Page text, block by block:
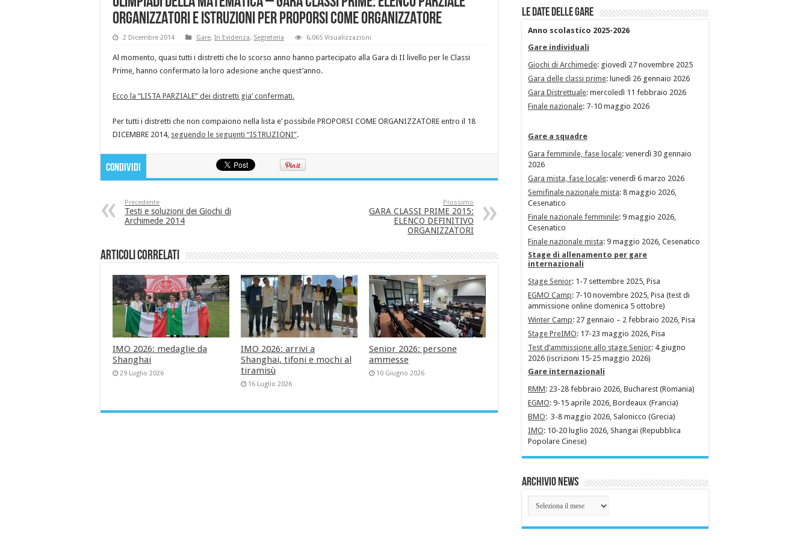
ORGANIZZATORI E ISTRUZIONI PER PROPORSI COME ORGANIZZATORE
2 Dicembre 2014 Gare, In Evidenza, Segreteria 6,065 Visualizzazioni
Al momento, quasi tutti i distretti che lo scorso anno hanno partecipato alla Gara di II livello per le Classi
Prime, hanno confermato la loro adesione anche quest’anno.
Ecco la “LISTA PARZIALE” dei distretti gia’ confermati.
Per tutti i distretti che non compaiono nella lista e’ possibile PROPORSI COME ORGANIZZATORE entro il 18
DICEMBRE 2014, seguendo le seguenti “ISTRUZIONI”.
Condividi
Precedente
Testi e soluzioni dei Giochi di
Archimede 2014
Prossimo
GARA CLASSI PRIME 2015:
ELENCO DEFINITIVO
ORGANIZZATORI
Articoli correlati
IMO 2026: medaglie da
Shanghai
29 Luglio 2026
IMO 2026: arrivi a
Shanghai, tifoni e mochi al
tiramisù
16 Luglio 2026
Senior 2026: persone
ammesse
10 Giugno 2026
Le date delle gare
Anno scolastico 2025-2026
Gare individuali
Giochi di Archimede: giovedì 27 novembre 2025
Gara delle classi prime: lunedì 26 gennaio 2026
Gara Distrettuale: mercoledì 11 febbraio 2026
Finale nazionale: 7-10 maggio 2026
Gare a squadre
Gara femminile, fase locale: venerdì 30 gennaio
2026
Gara mista, fase locale: venerdì 6 marzo 2026
Semifinale nazionale mista: 8 maggio 2026,
Cesenatico
Finale nazionale femminile: 9 maggio 2026,
Cesenatico
Finale nazionale mista: 9 maggio 2026, Cesenatico
Stage di allenamento per gare
internazionali
Stage Senior: 1-7 settembre 2025, Pisa
EGMO Camp: 7-10 novembre 2025, Pisa (test di
ammissione online domenica 5 ottobre)
Winter Camp: 27 gennaio – 2 febbraio 2026, Pisa
Stage PreIMO: 17-23 maggio 2026, Pisa
Test d’ammissione allo stage Senior: 4 giugno
2026 (iscrizioni 15-25 maggio 2026)
Gare internazionali
RMM: 23-28 febbraio 2026, Bucharest (Romania)
EGMO: 9-15 aprile 2026, Bordeaux (Francia)
BMO: 3-8 maggio 2026, Salonicco (Grecia)
IMO: 10-20 luglio 2026, Shangai (Repubblica
Popolare Cinese)
Archivio News
Archivio
News